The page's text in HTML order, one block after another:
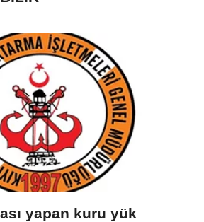
yapan kuru yük